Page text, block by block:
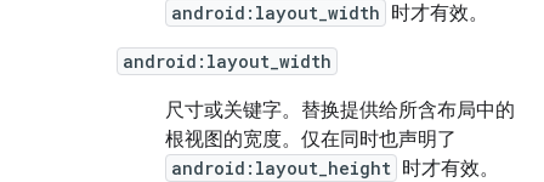
android:layout_width 时才有效。
android:layout_width
尺寸或关键字。 替换提供给所含布局中的
根视图的宽度。仅在同时也声明了
android:layout_height 时才有效。